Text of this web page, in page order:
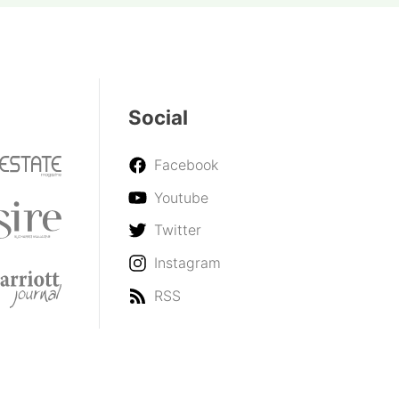
Social
Facebook
Youtube
Twitter
Instagram
RSS